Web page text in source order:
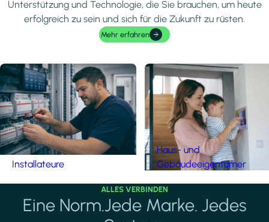
Unterstützung und Technologie, die Sie brauchen, um heute
erfolgreich zu sein und sich für die Zukunft zu rüsten.
Mehr erfahren
Installateure
Haus- und
Gebäudeeigentümer
ALLES VERBINDEN
Eine Norm.Jede Marke. Jedes